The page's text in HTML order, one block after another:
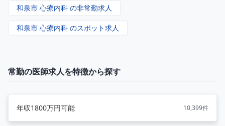
和泉市 心療内科 の非常勤求人
和泉市 心療内科 のスポット求人
常勤の医師求人を特徴から探す
年収1800万円可能 10,399件